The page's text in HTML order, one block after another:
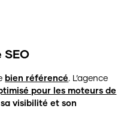
bien référencé. L’agence
pour les moteurs de
visibilité et son